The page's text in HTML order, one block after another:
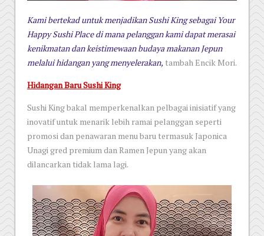
Kami bertekad untuk menjadikan Sushi King sebagai Your
Happy Sushi Place di mana pelanggan kami dapat merasai
kenikmatan dan keistimewaan budaya makanan Jepun
melalui hidangan yang menyelerakan, tambah Encik Mori.
Hidangan Baru Sushi King
Sushi King bakal memperkenalkan pelbagai inisiatif yang
inovatif untuk menarik lebih ramai pelanggan seperti
promosi dan penawaran menu baru termasuk Japonica
Unagi gred premium dan Ramen Jepun yang akan
dilancarkan tidak lama lagi.